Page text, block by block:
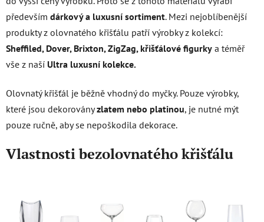
především dárkový a luxusní sortiment. Mezi nejoblíbenější
produkty z olovnatého křišťálu patří výrobky z kolekcí:
Sheffiled, Dover, Brixton, ZigZag, křišťálové figurky a téměř
vše z naší Ultra luxusní kolekce.
Olovnatý křišťál je běžně vhodný do myčky. Pouze výrobky,
které jsou dekoroványzlatem nebo platinou, je nutné mýt
pouze ručně, aby se nepoškodila dekorace.
Vlastnosti bezolovnatého křišťálu